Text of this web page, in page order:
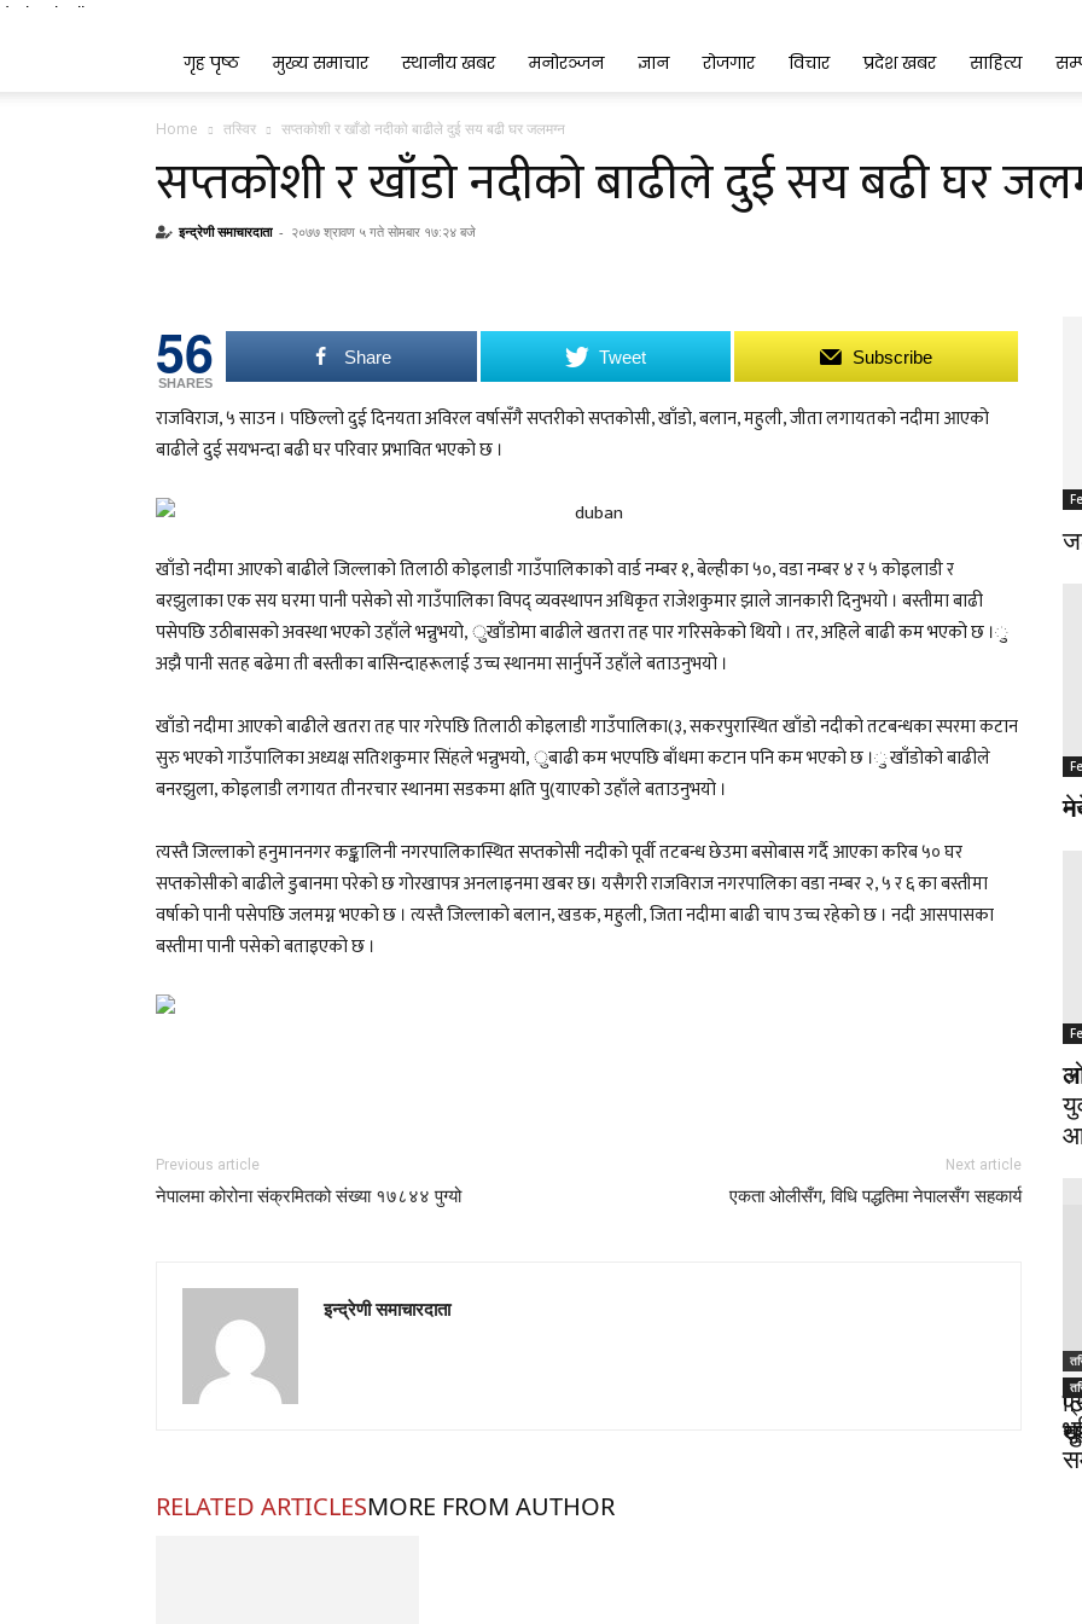
Indrenionline.com
गृह पृष्ठ मुख्य समाचार स्थानीय खबर मनोरञ्जन ज्ञान रोजगार विचार प्रदेश खबर साहित्य
Home तस्विर सप्तकोशी र खाँडो नदीको बाढीले दुई सय बढी घर जलमग्न
सप्तकोशी र खाँडो नदीको बाढीले दुई सय बढी घर
इन्द्रेणी समाचारदाता - २०७७ श्रावण ५ गते सोमबार १७:२४ बजे
56
SHARES
Share Tweet Subscribe
राजविराज, ५ साउन । पछिल्लो दुई दिनयता अविरल वर्षासँगै सप्तरीको सप्तकोसी, खाँडो, बलान, महुली, जीता लगायतको नदीमा आएको
बाढीले दुई सयभन्दा बढी घर परिवार प्रभावित भएको छ ।
खाँडो नदीमा आएको बाढीले जिल्लाको तिलाठी कोइलाडी गाउँपालिकाको वार्ड नम्बर १, बेल्हीका ५०, वडा नम्बर ४ र ५ कोइलाडी र
बरझुलाका एक सय घरमा पानी पसेको सो गाउँपालिका विपद् व्यवस्थापन अधिकृत राजेशकुमार झाले जानकारी दिनुभयो । बस्तीमा बाढी
पसेपछि उठीबासको अवस्था भएको उहाँले भन्नुभयो, ुखाँडोमा बाढीले खतरा तह पार गरिसकेको थियो । तर, अहिले बाढी कम भएको छ ।ु
अझै पानी सतह बढेमा ती बस्तीका बासिन्दाहरूलाई उच्च स्थानमा सार्नुपर्ने उहाँले बताउनुभयो ।
खाँडो नदीमा आएको बाढीले खतरा तह पार गरेपछि तिलाठी कोइलाडी गाउँपालिका(३, सकरपुरास्थित खाँडो नदीको तटबन्धका स्परमा कटान
सुरु भएको गाउँपालिका अध्यक्ष सतिशकुमार सिंहले भन्नुभयो, ुबाढी कम भएपछि बाँधमा कटान पनि कम भएको छ ।ु खाँडोको बाढीले
बनरझुला, कोइलाडी लगायत तीनरचार स्थानमा सडकमा क्षति पु(याएको उहाँले बताउनुभयो ।
त्यस्तै जिल्लाको हनुमाननगर कङ्कालिनी नगरपालिकास्थित सप्तकोसी नदीको पूर्वी तटबन्ध छेउमा बसोबास गर्दै आएका करिब ५० घर
सप्तकोसीको बाढीले डुबानमा परेको छ गोरखापत्र अनलाइनमा खबर छ। यसैगरी राजविराज नगरपालिका वडा नम्बर २, ५ र ६ का बस्तीमा
वर्षाको पानी पसेपछि जलमग्न भएको छ । त्यस्तै जिल्लाको बलान, खडक, महुली, जिता नदीमा बाढी चाप उच्च रहेको छ । नदी आसपासका
बस्तीमा पानी पसेको बताइएको छ ।
Previous article
नेपालमा कोरोना संक्रमितको संख्या १७८४४ पुग्यो
Next article
एकता ओलीसँग, विधि पद्धतिमा नेपालसँग सहकार्य
इन्द्रेणी समाचारदाता
RELATED ARTICLESMORE FROM AUTHOR